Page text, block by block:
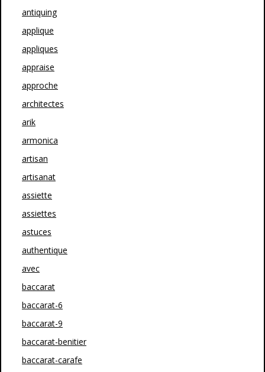
antiquing
applique
appliques
appraise
approche
architectes
arik
armonica
artisan
artisanat
assiette
assiettes
astuces
authentique
avec
baccarat
baccarat-6
baccarat-9
baccarat-benitier
baccarat-carafe